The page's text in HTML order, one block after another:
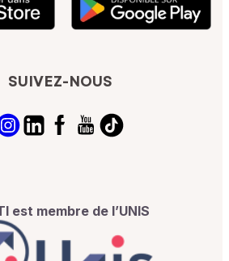
SUIVEZ-NOUS
est membre de l’UNIS